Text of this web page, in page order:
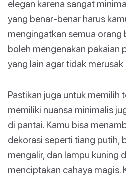
elegan karena sangat
yang benar-benar harus
mengingatkan semua orang
boleh mengenakan pakaian
yang lain agar tidak merusak
Pastikan juga untuk memilih
memiliki nuansa minimalis
di pantai. Kamu bisa
dekorasi seperti tiang putih,
mengalir, dan lampu kuning
menciptakan cahaya magis.